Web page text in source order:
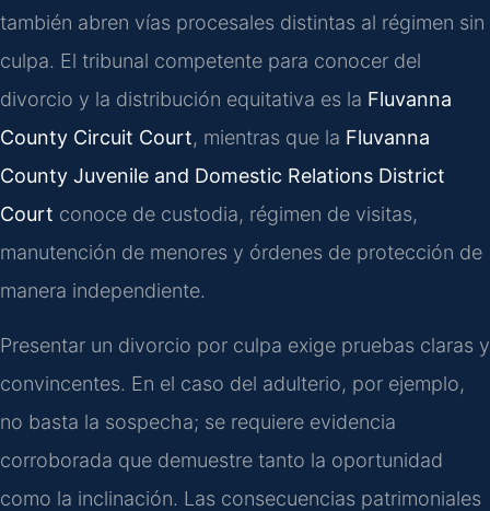
también abren vías procesales distintas al régimen sin
culpa. El tribunal competente para conocer del
divorcio y la distribución equitativa es la Fluvanna
County Circuit Court, mientras que la Fluvanna
County Juvenile and Domestic Relations District
Court conoce de custodia, régimen de visitas,
manutención de menores y órdenes de protección de
manera independiente.
Presentar un divorcio por culpa exige pruebas claras y
convincentes. En el caso del adulterio, por ejemplo,
no basta la sospecha; se requiere evidencia
corroborada que demuestre tanto la oportunidad
como la inclinación. Las consecuencias patrimoniales